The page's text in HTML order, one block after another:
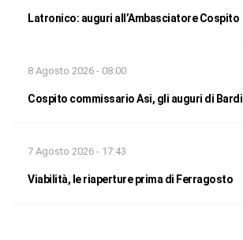
Latronico: auguri all’Ambasciatore Cospito
8 Agosto 2026 - 08:00
Cospito commissario Asi, gli auguri di Bardi
7 Agosto 2026 - 17:43
Viabilità, le riaperture prima di Ferragosto